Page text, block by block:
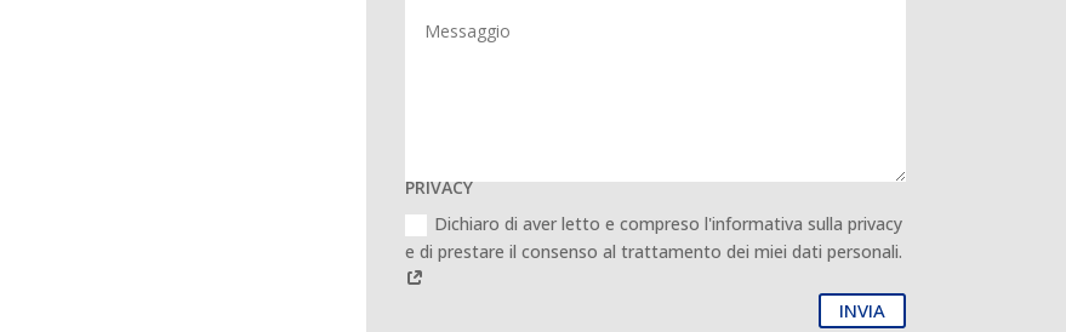
PRIVACY
Dichiaro di aver letto e compreso l'informativa sulla privacy
e di prestare il consenso al trattamento dei miei dati personali.
INVIA